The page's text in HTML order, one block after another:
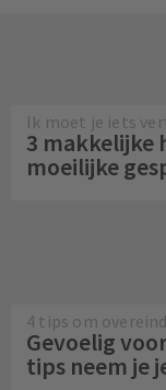
Ik moet je iets
3 makkelijke
moeilijke
4 tips om
Gevoelig
tips neem je